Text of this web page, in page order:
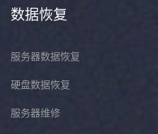
数据恢复
服务器数据恢复
硬盘数据恢复
服务器维修